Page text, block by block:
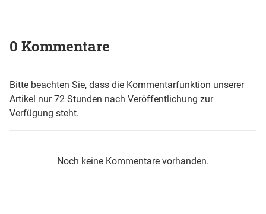
0 Kommentare
Bitte beachten Sie, dass die Kommentarfunktion unserer
Artikel nur 72 Stunden nach Veröffentlichung zur
Verfügung steht.
Noch keine Kommentare vorhanden.